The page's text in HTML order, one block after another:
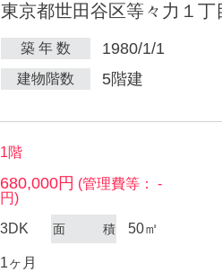
東京都世田谷区等々力１丁
築 年 数 1980/1/1
建物階数 5階建
1階
680,000円 (管理費等： -
円)
3DK 面 積 50㎡
1ヶ月